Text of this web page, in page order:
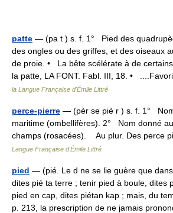
patte — (pa t ) s. f. 1° Pied des
des ongles ou des griffes, et des oiseaux
de proie. • La bête scélérate à de
la patte, LA FONT. Fabl. III, 18. •
la Langue Française d'Émile Littré
perce-pierre — (pèr se piè r ) s. f. 1°
maritime (ombellifères). 2° Nom donné
champs (rosacées). Au plur. Des perce
Langue Française d'Émile Littré
pied — (pié. Le d ne se lie guère que
dites pié ta terre ; tenir pied à boule, dites
pied en cap, dites piétan kap ; mais, du
p. 213, la prescription de ne jamais